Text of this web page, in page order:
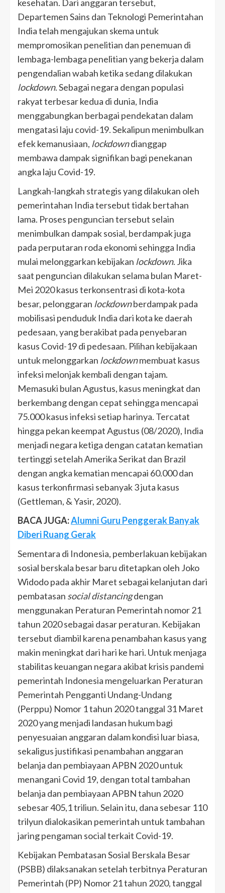
kesehatan. Dari anggaran tersebut,
Departemen Sains dan Teknologi Pemerintahan
India telah mengajukan skema untuk
mempromosikan penelitian dan penemuan di
lembaga-lembaga penelitian yang bekerja dalam
pengendalian wabah ketika sedang dilakukan
lockdown. Sebagai negara dengan populasi
rakyat terbesar kedua di dunia, India
menggabungkan berbagai pendekatan dalam
mengatasi laju covid-19. Sekalipun menimbulkan
efek kemanusiaan, lockdowndianggap
membawa dampak signifikan bagi penekanan
angka laju Covid-19.
Langkah-langkah strategis yang dilakukan oleh
pemerintahan India tersebut tidak bertahan
lama. Proses penguncian tersebut selain
menimbulkan dampak sosial, berdampak juga
pada perputaran roda ekonomi sehingga India
mulai melonggarkan kebijakan lockdown. Jika
saat penguncian dilakukan selama bulan Maret-
Mei 2020 kasus terkonsentrasi di kota-kota
besar, pelonggaran lockdownberdampak pada
mobilisasi penduduk India dari kota ke daerah
pedesaan, yang berakibat pada penyebaran
kasus Covid-19 di pedesaan. Pilihan kebijakaan
untuk melonggarkan lockdownmembuat kasus
infeksi melonjak kembali dengan tajam.
Memasuki bulan Agustus, kasus meningkat dan
berkembang dengan cepat sehingga mencapai
75.000 kasus infeksi setiap harinya. Tercatat
hingga pekan keempat Agustus (08/2020), India
menjadi negara ketiga dengan catatan kematian
tertinggi setelah Amerika Serikat dan Brazil
dengan angka kematian mencapai 60.000 dan
kasus terkonfirmasi sebanyak 3 juta kasus
(Gettleman, & Yasir, 2020).
BACA JUGA:Alumni Guru Penggerak Banyak
Diberi Ruang Gerak
Sementara di Indonesia, pemberlakuan kebijakan
sosial berskala besar baru ditetapkan oleh Joko
Widodo pada akhir Maret sebagai kelanjutan dari
pembatasan social distancingdengan
menggunakan Peraturan Pemerintah nomor 21
tahun 2020 sebagai dasar peraturan. Kebijakan
tersebut diambil karena penambahan kasus yang
makin meningkat dari hari ke hari. Untuk menjaga
stabilitas keuangan negara akibat krisis pandemi
pemerintah Indonesia mengeluarkan Peraturan
Pemerintah Pengganti Undang-Undang
(Perppu) Nomor 1 tahun 2020 tanggal 31 Maret
2020 yang menjadi landasan hukum bagi
penyesuaian anggaran dalam kondisi luar biasa,
sekaligus justifikasi penambahan anggaran
belanja dan pembiayaan APBN 2020 untuk
menangani Covid 19, dengan total tambahan
belanja dan pembiayaan APBN tahun 2020
sebesar 405,1 triliun. Selain itu, dana sebesar 110
trilyun dialokasikan pemerintah untuk tambahan
jaring pengaman social terkait Covid-19.
Kebijakan Pembatasan Sosial Berskala Besar
(PSBB) dilaksanakan setelah terbitnya Peraturan
Pemerintah (PP) Nomor 21 tahun 2020, tanggal